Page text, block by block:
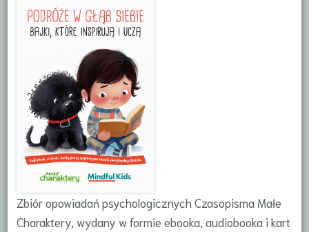
Zbiór opowiadań psychologicznych Czasopisma Małe
Charaktery, wydany w formie ebooka, audiobooka i kart